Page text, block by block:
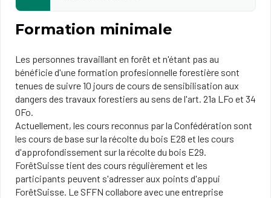
Formation minimale
Les personnes travaillant en forêt et n'étant pas au
bénéficie d'une formation profesionnelle forestière sont
tenues de suivre 10 jours de cours de sensibilisation aux
dangers des travaux forestiers au sens de l'art. 21a LFo et 34
OFo.
Actuellement, les cours reconnus par la Confédération sont
les cours de base sur la récolte du bois E28 et les cours
d'approfondissement sur la récolte du bois E29.
ForêtSuisse tient des cours régulièrement et les
participants peuvent s'adresser aux points d'appui
ForêtSuisse. Le SFFN collabore avec une entreprise